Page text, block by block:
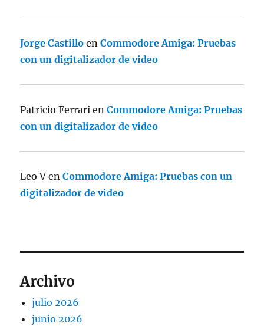
Jorge Castillo enCommodore Amiga: Pruebas
con un digitalizador de video
Patricio Ferrari enCommodore Amiga: Pruebas
con un digitalizador de video
Leo V enCommodore Amiga: Pruebas con un
digitalizador de video
Archivo
julio 2026
junio 2026